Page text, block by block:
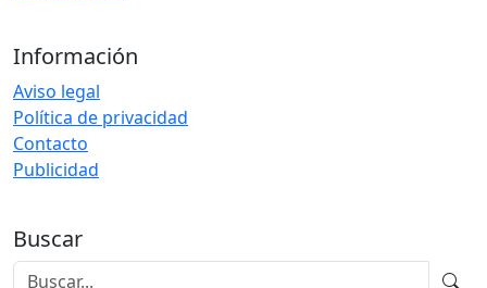
Información
Aviso legal
Política de privacidad
Contacto
Publicidad
Buscar